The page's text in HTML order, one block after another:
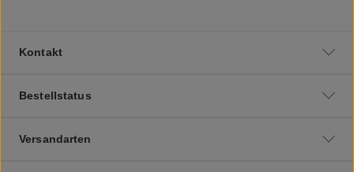
Kontakt
Bestellstatus
Versandarten